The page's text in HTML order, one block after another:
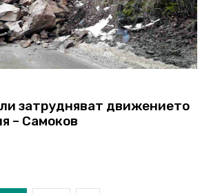
затрудняват движението
– Самоков